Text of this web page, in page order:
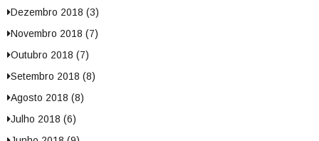
Dezembro 2018 (3)
Novembro 2018 (7)
Outubro 2018 (7)
Setembro 2018 (8)
Agosto 2018 (8)
Julho 2018 (6)